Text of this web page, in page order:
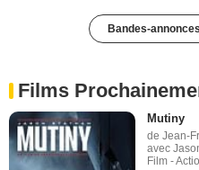
Bandes-
Films
Mutiny
de Jean-
avec
Film -